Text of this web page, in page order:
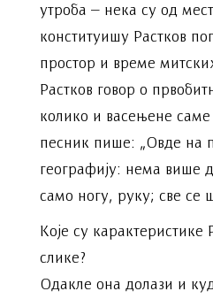
утроба – нека су од
конституишу Растков
простор и време
Растков говор о
колико и васењене
песник пише: „Овде на
географију: нема више
само ногу, руку; све се
Које су карактеристике
слике?
Одакле она долази и